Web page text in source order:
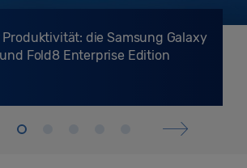
Produktivität: die Samsung Galaxy
Fold8 Enterprise Edition